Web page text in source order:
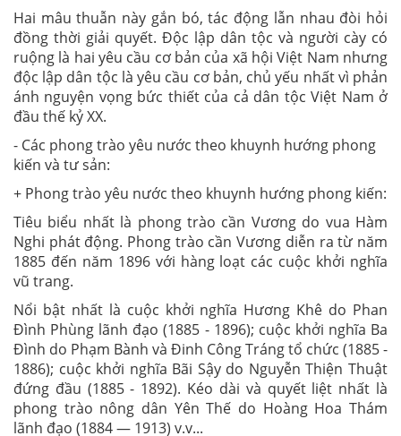
Hai mâu thuẫn này gắn bó, tác động lẫn nhau đòi hỏi
đồng thời giải quyết. Độc lập dân tộc và người cày có
ruộng là hai yêu cầu cơ bản của xã hội Việt Nam nhưng
độc lập dân tộc là yêu cầu cơ bản, chủ yếu nhất vì phản
ánh nguyện vọng bức thiết của cả dân tộc Việt Nam ở
đầu thế kỷ XX.
- Các phong trào yêu nước theo khuynh hướng phong
kiến và tư sản:
+ Phong trào yêu nước theo khuynh hướng phong kiến:
Tiêu biểu nhất là phong trào cần Vương do vua Hàm
Nghi phát động. Phong trào cần Vương diễn ra từ năm
1885 đến năm 1896 với hàng loạt các cuộc khởi nghĩa
vũ trang.
Nổi bật nhất là cuộc khởi nghĩa Hương Khê do Phan
Đình Phùng lãnh đạo (1885 - 1896); cuộc khởi nghĩa Ba
Đình do Phạm Bành và Đinh Công Tráng tổ chức (1885 -
1886); cuộc khởi nghĩa Bãi Sậy do Nguyễn Thiện Thuật
đứng đầu (1885 - 1892). Kéo dài và quyết liệt nhất là
phong trào nông dân Yên Thế do Hoàng Hoa Thám
lãnh đạo (1884 — 1913) v.v...